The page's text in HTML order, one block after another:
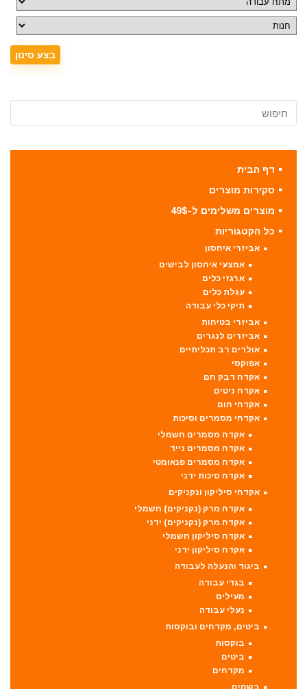
דף הבית
סקירות מוצרים
מוצרים משלימים ל-49$
כל הקטגוריות
אביזרי איחסון
אמצעי איחסון לבישים
ארגזי כלים
עגלת כלים
תיקי כלי עבודה
אביזרי בטיחות
אביזרים לנגרים
אולרים רב תכליתיים
אפוקסי
אקדח דבק חם
אקדח ניטים
אקדחי חום
אקדחי מסמרים וסיכות
אקדח מסמרים חשמלי
אקדח מסמרים נייד
אקדח מסמרים פנאומטי
אקדח סיכות ידני
אקדחי סיליקון ונקניקים
אקדח מרק (נקניקים) חשמלי
אקדח מרק (נקניקים) ידני
אקדח סיליקון חשמלי
אקדח סיליקון ידני
ביגוד והנעלה לעבודה
בגדי עבודה
מעילים
נעלי עבודה
ביטים, מקדחים ובוקסות
בוקסות
ביטים
מקדחים
בשמים